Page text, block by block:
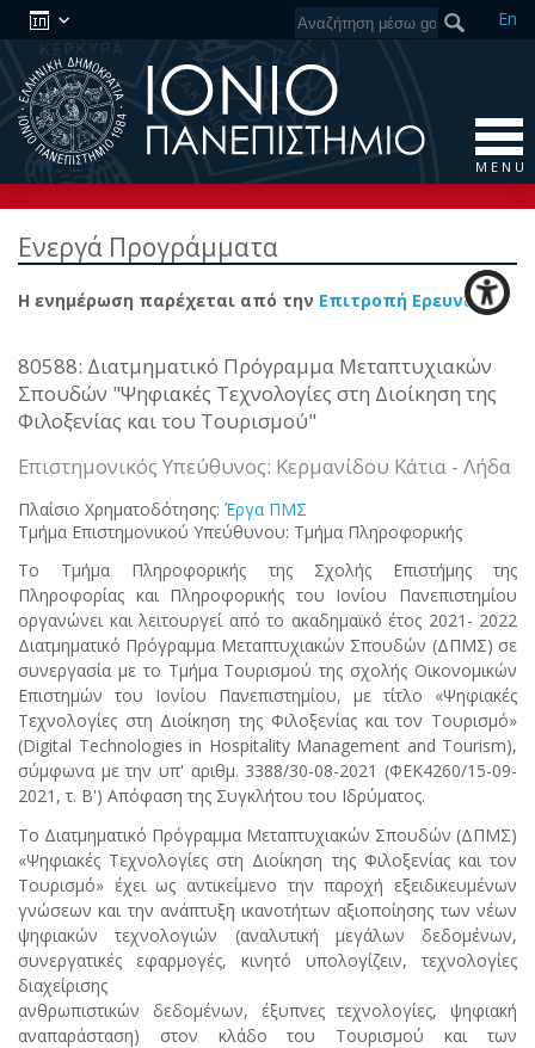
En
M E N U
Ενεργά Προγράμματα
Η ενημέρωση παρέχεται από την Επιτροπή Ερευνών
80588: Διατμηματικό Πρόγραμμα Μεταπτυχιακών
Σπουδών "Ψηφιακές Τεχνολογίες στη Διοίκηση της
Φιλοξενίας και του Τουρισμού"
Επιστημονικός Υπεύθυνος: Κερμανίδου Κάτια - Λήδα
Πλαίσιο Χρηματοδότησης: Έργα ΠΜΣ
Τμήμα Επιστημονικού Υπεύθυνου: Τμήμα Πληροφορικής
Το Τμήμα Πληροφορικής της Σχολής Επιστήμης της
Πληροφορίας και Πληροφορικής του Ιονίου Πανεπιστημίου
οργανώνει και λειτουργεί από το ακαδημαϊκό έτος 2021- 2022
Διατμηματικό Πρόγραμμα Μεταπτυχιακών Σπουδών (ΔΠΜΣ) σε
συνεργασία με το Τμήμα Τουρισμού της σχολής Οικονομικών
Επιστημών του Ιονίου Πανεπιστημίου, με τίτλο «Ψηφιακές
Τεχνολογίες στη Διοίκηση της Φιλοξενίας και τον Τουρισμό»
(Digital Technologies in Hospitality Management and Tourism),
σύμφωνα με την υπ' αριθμ. 3388/30-08-2021 (ΦΕΚ4260/15-09-
2021, τ. Β') Απόφαση της Συγκλήτου του Ιδρύματος.
Το Διατμηματικό Πρόγραμμα Μεταπτυχιακών Σπουδών (ΔΠΜΣ)
«Ψηφιακές Τεχνολογίες στη Διοίκηση της Φιλοξενίας και τον
Τουρισμό» έχει ως αντικείμενο την παροχή εξειδικευμένων
γνώσεων και την ανάπτυξη ικανοτήτων αξιοποίησης των νέων
ψηφιακών τεχνολογιών (αναλυτική μεγάλων δεδομένων,
συνεργατικές εφαρμογές, κινητό υπολογίζειν, τεχνολογίες
διαχείρισης
ανθρωπιστικών δεδομένων, έξυπνες τεχνολογίες, ψηφιακή
αναπαράσταση) στον κλάδο του Τουρισμού και των